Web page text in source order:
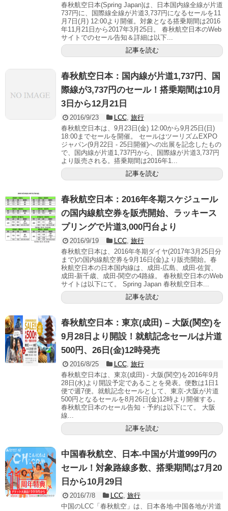
春秋航空日本(Spring Japan)は、日本国内線全線が片道
737円に、国際線全線が片道3,737円になるセールを11
月7日(月) 12:00より開催。対象となる搭乗期間は2016
年11月21日から2017年3月25日。 春秋航空日本のWeb
サイトでのセール告知＆詳細は以下...
記事を読む
春秋航空日本：国内線が片道1,737円、国
際線が3,737円のセール！搭乗期間は10月
3日から12月21日
2016/9/23 LCC, 旅行
春秋航空日本は、9月23日(金) 12:00から9月25日(日)
18:00までセールを開催。 セールはツーリズムEXPO
ジャパン(9月22日 - 25日開催)への出展を記念したもの
で、国内線が片道1,737円から、国際線が片道3,737円
より販売される。搭乗期間は2016年1...
記事を読む
春秋航空日本：2016年冬期スケジュール
の国内線航空券を販売開始、ラッキース
プリングで片道3,000円台より
2016/9/19 LCC, 旅行
春秋航空日本は、2016年冬期ダイヤ(2017年3月25日分
まで)の国内線航空券を9月16日(金)より販売開始。春
秋航空日本の日本国内線は、成田-広島、成田-佐賀、
成田-新千歳、成田-関空の4路線。 春秋航空日本のWeb
サイトは以下にて。 Spring Japan 春秋航空日本...
記事を読む
春秋航空日本：東京(成田) – 大阪(関空)を
9月28日より開設！就航記念セールは片道
500円、26日(金)12時発売
2016/8/25 LCC, 旅行
春秋航空日本は、東京(成田) - 大阪(関空)を2016年9月
28日(水)より開設予定であることを発表。便数は1日1
便で週7便。就航記念セールとして、東京-大阪が片道
500円となるセールを8月26日(金)12時より開催する。
春秋航空日本のセール告知・予約は以下にて。 大阪
線...
記事を読む
中国春秋航空、日本-中国が片道999円の
セール！対象路線多数、搭乗期間は7月20
日から10月29日
2016/7/8 LCC, 旅行
中国のLCC「春秋航空」は、日本各地-中国各地が片道